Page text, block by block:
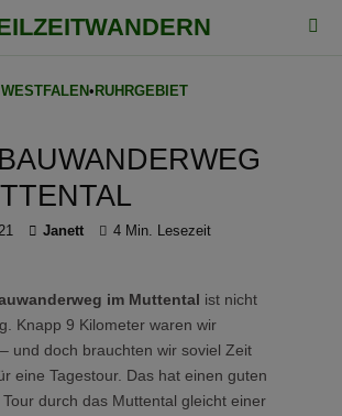
• RUHRGEBIET
Janett 4 Min. Lesezeit
im Muttental ist nicht
Knapp 9 Kilometer waren wir
und doch brauchten wir soviel Zeit
eine Tagestour. Das hat einen guten
durch das Muttental gleicht einer